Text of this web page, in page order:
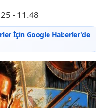
- 11:48
İçin Google Haberler'de